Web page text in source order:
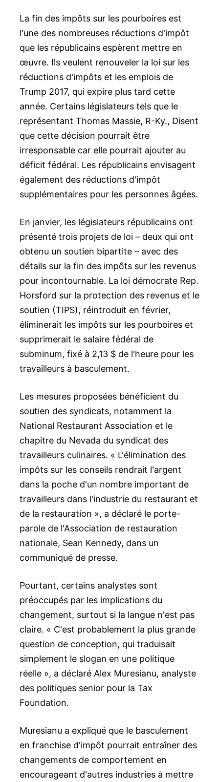
La fin des impôts sur les pourboires est
l'une des nombreuses réductions d'impôt
que les républicains espèrent mettre en
œuvre. Ils veulent renouveler la loi sur les
réductions d'impôts et les emplois de
Trump 2017, qui expire plus tard cette
année. Certains législateurs tels que le
représentant Thomas Massie, R-Ky., Disent
que cette décision pourrait être
irresponsable car elle pourrait ajouter au
déficit fédéral. Les républicains envisagent
également des réductions d'impôt
supplémentaires pour les personnes âgées.
En janvier, les législateurs républicains ont
présenté trois projets de loi – deux qui ont
obtenu un soutien bipartite – avec des
détails sur la fin des impôts sur les revenus
pour incontournable. La loi démocrate Rep.
Horsford sur la protection des revenus et le
soutien (TIPS), réintroduit en février,
éliminerait les impôts sur les pourboires et
supprimerait le salaire fédéral de
subminum, fixé à 2,13 $ de l'heure pour les
travailleurs à basculement.
Les mesures proposées bénéficient du
soutien des syndicats, notamment la
National Restaurant Association et le
chapitre du Nevada du syndicat des
travailleurs culinaires. « L'élimination des
impôts sur les conseils rendrait l'argent
dans la poche d'un nombre important de
travailleurs dans l'industrie du restaurant et
de la restauration », a déclaré le porte-
parole de l'Association de restauration
nationale, Sean Kennedy, dans un
communiqué de presse.
Pourtant, certains analystes sont
préoccupés par les implications du
changement, surtout si la langue n'est pas
claire. « C'est probablement la plus grande
question de conception, qui traduisait
simplement le slogan en une politique
réelle », a déclaré Alex Muresianu, analyste
des politiques senior pour la Tax
Foundation.
Muresianu a expliqué que le basculement
en franchise d'impôt pourrait entraîner des
changements de comportement en
encourageant d'autres industries à mettre